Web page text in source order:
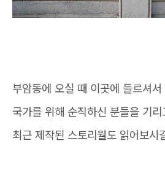
부암동에 오실 때 이곳에 들르셔서
국가를 위해 순직하신 분들을 기리
최근 제작된 스토리월도 읽어보시